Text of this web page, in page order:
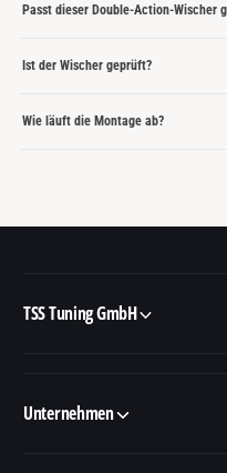
Passt dieser Double-Action-Wischer
Ist der Wischer geprüft?
Wie läuft die Montage ab?
TSS Tuning GmbH
Unternehmen